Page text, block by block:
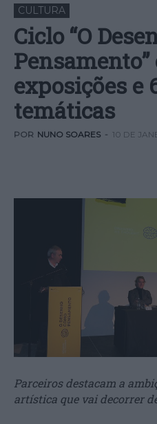
CULTURA
Ciclo “O
exposições e
temáticas
POR NUNO SOARES - 10 DE
Parceiros destacam a
artística que vai decorrer